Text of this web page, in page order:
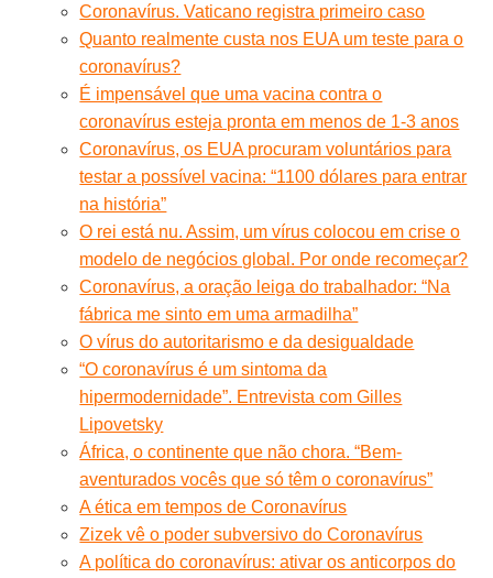
Coronavírus. Vaticano registra primeiro caso
Quanto realmente custa nos EUA um teste para o
coronavírus?
É impensável que uma vacina contra o
coronavírus esteja pronta em menos de 1-3 anos
Coronavírus, os EUA procuram voluntários para
testar a possível vacina: “1100 dólares para entrar
na história”
O rei está nu. Assim, um vírus colocou em crise o
modelo de negócios global. Por onde recomeçar?
Coronavírus, a oração leiga do trabalhador: “Na
fábrica me sinto em uma armadilha”
O vírus do autoritarismo e da desigualdade
“O coronavírus é um sintoma da
hipermodernidade”. Entrevista com Gilles
Lipovetsky
África, o continente que não chora. “Bem-
aventurados vocês que só têm o coronavírus”
A ética em tempos de Coronavírus
Zizek vê o poder subversivo do Coronavírus
A política do coronavírus: ativar os anticorpos do